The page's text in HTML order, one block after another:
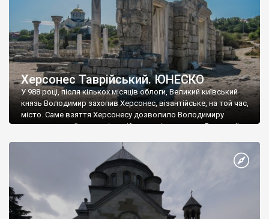
Херсонес Таврійський. ЮНЕСКО
У 988 році, після кількох місяців облоги, Великий київський
князь Володимир захопив Херсонес, візантійське, на той час,
місто. Саме взяття Херсонесу дозволило Володимиру
диктувати свої умови візантійському імператору Василю ІІ, та
Херсонесі Володимир-язичник, став Василем-християнином.
А потім було Хрещення Русі. На честь Херсонесу Таврійського